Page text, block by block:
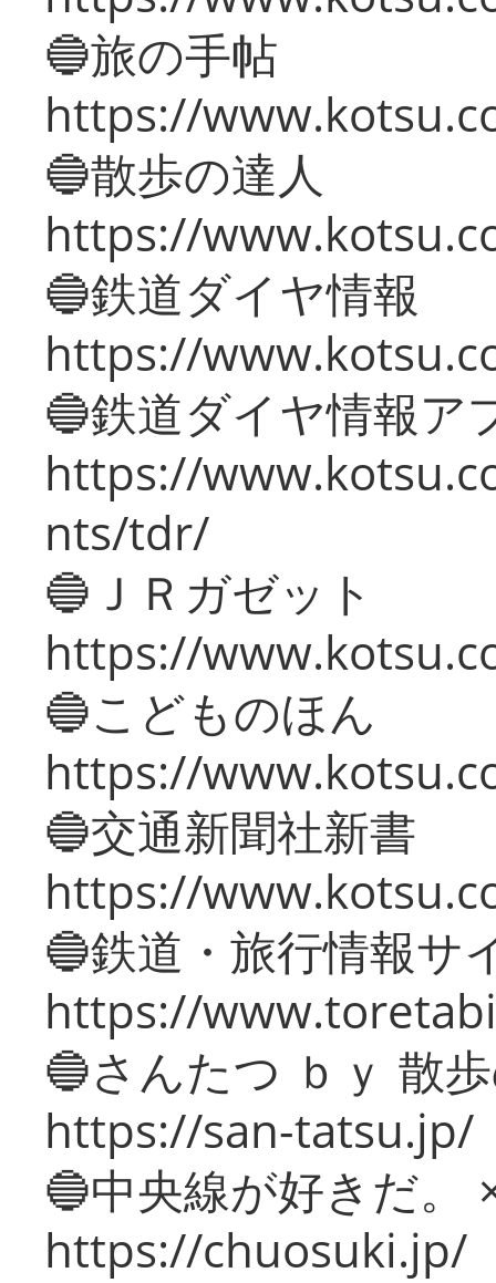
🔵旅の手帖
https://
🔵散歩の達人
https://
🔵鉄道ダイヤ情報
https://
🔵鉄道ダイヤ情報ア
https://
nts/tdr/
🔵ＪＲガゼット
https://
🔵こどものほん
https://
🔵交通新聞社新書
https://
🔵鉄道・旅行情報サ
https://
🔵さんたつ ｂｙ 散
https://san-tatsu.jp/
🔵中央線が好きだ。
https://chuosuki.jp/